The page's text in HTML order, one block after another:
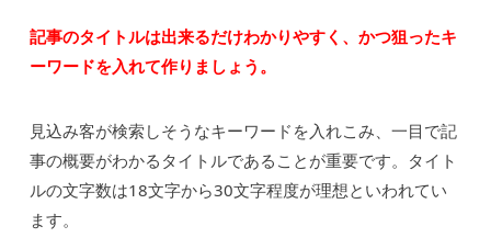
記事のタイトルは出来るだけわかりやすく、かつ狙ったキ
ーワードを入れて作りましょう。
見込み客が検索しそうなキーワードを入れこみ、一目で記
事の概要がわかるタイトルであることが重要です。タイト
ルの文字数は18文字から30文字程度が理想といわれてい
ます。